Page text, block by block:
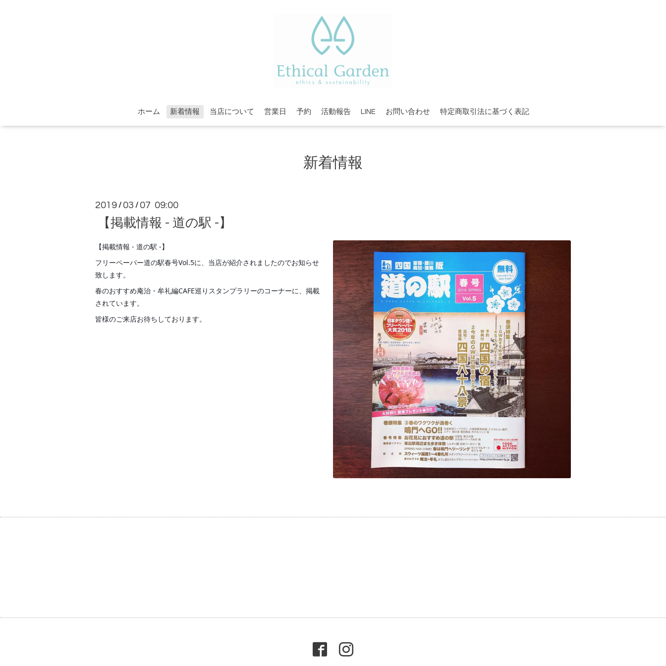
ホーム 新着情報 当店について 営業日 予約 活動報告 LINE お問い合わせ 特定商取引法に基づく表記
新着情報
2019 / 03 / 07 09:00
【掲載情報 - 道の駅 -】
【掲載情報 - 道の駅 -】
フリーペーパー道の駅春号Vol.5に、当店が紹介されましたのでお知らせ
致します。
春のおすすめ庵治・牟礼編CAFE巡りスタンプラリーのコーナーに、掲載
されています。
皆様のご来店お待ちしております。